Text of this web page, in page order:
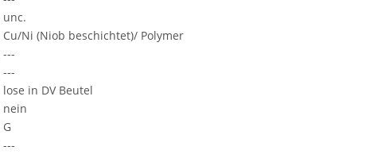
unc.
Cu/Ni (Niob beschichtet)/ Polymer
---
---
lose in DV Beutel
nein
G
---